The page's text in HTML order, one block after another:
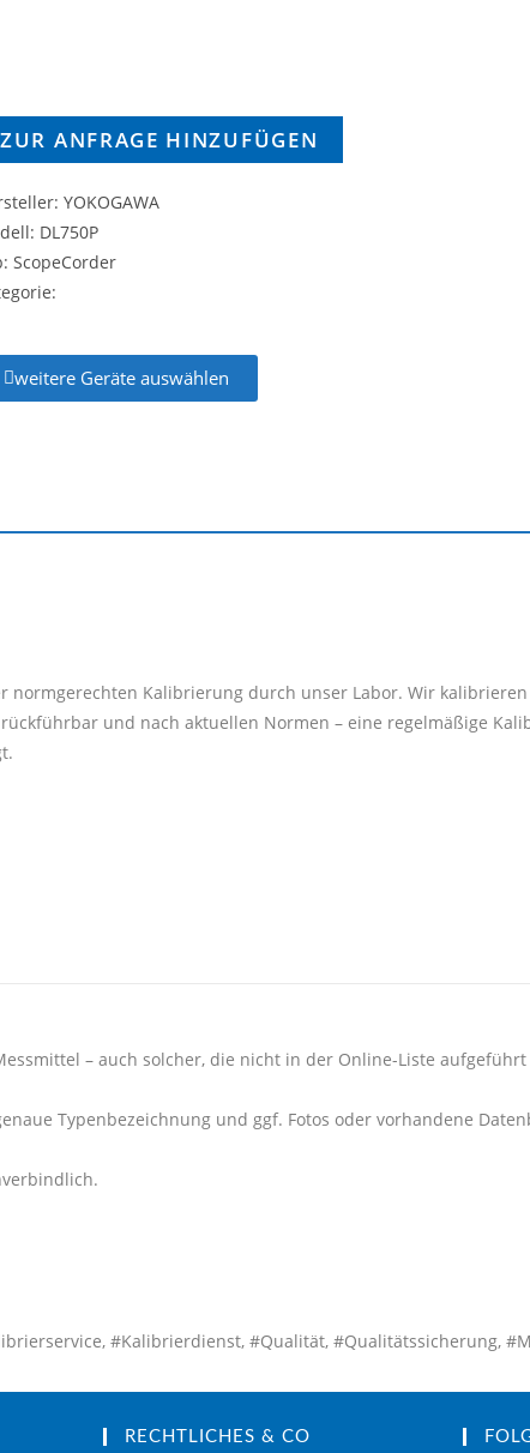
ZUR ANFRAGE HINZUFÜGEN
YOKOGAWA
DL750P
ScopeCorder
weitere Geräte auswählen
normgerechten Kalibrierung durch unser Labor. Wir
und nach aktuellen Normen – eine regelmäßige
– auch solcher, die nicht in der Online-Liste
Typenbezeichnung und ggf. Fotos oder vorhandene
#Kalibrierdienst, #Qualität, #Qualitätssicherung,
RECHTLICHES & CO